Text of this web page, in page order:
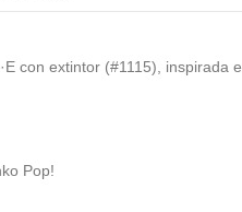
con extintor (#1115), inspirada
Pop!